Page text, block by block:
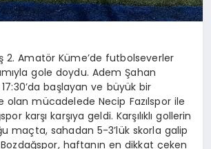
2. Amatör Küme’de futbolseverler
gole doydu. Adem Şahan
17:30’da başlayan ve büyük bir
olan mücadelede Necip Fazılspor ile
karşı karşıya geldi. Karşılıklı gollerin
maçta, sahadan 5-3’lük skorla galip
haftanın en dikkat çeken